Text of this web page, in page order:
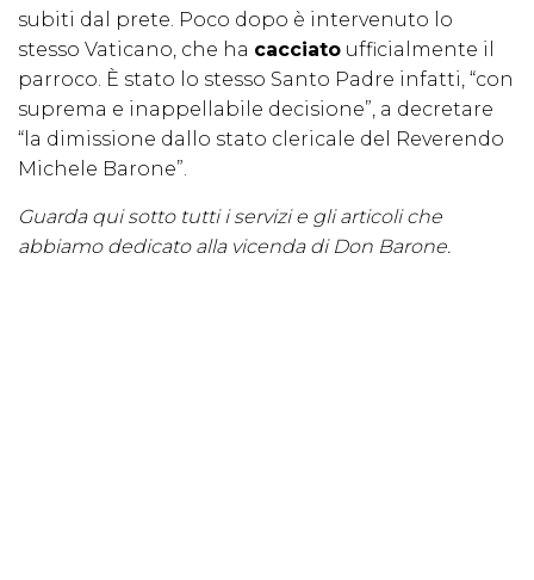
subiti dal prete. Poco dopo è intervenuto lo
stesso Vaticano, che ha cacciato ufficialmente il
parroco. È stato lo stesso Santo Padre infatti, “con
suprema e inappellabile decisione”, a decretare
“la dimissione dallo stato clericale del Reverendo
Michele Barone”.
Guarda qui sotto tutti i servizi e gli articoli che
abbiamo dedicato alla vicenda di Don Barone.